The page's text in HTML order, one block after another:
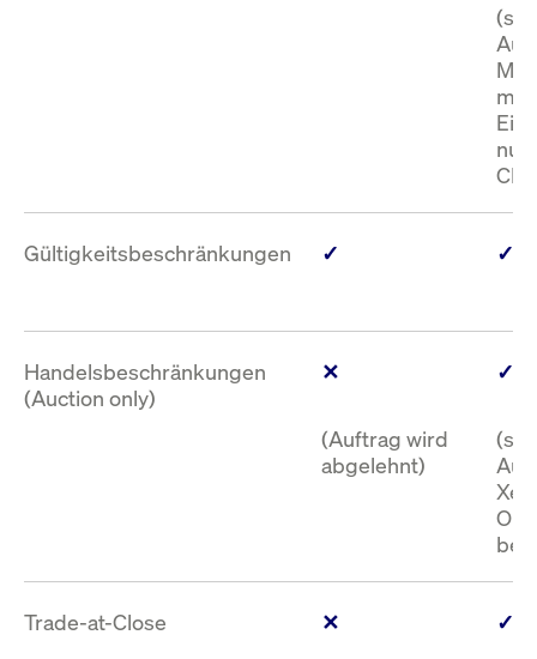
nur
Gültigkeitsbeschränkungen ✓ ✓
Handelsbeschränkungen
(Auction only)
✕
(Auftrag wird
abgelehnt)
✓
bei
Trade-at-Close ✕ ✓